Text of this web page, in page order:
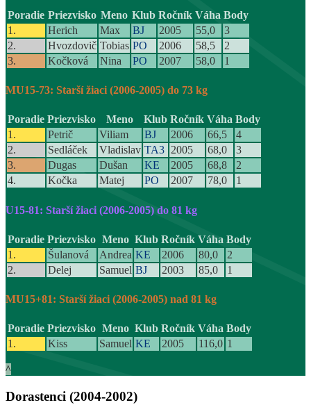
Poradie Priezvisko Meno Klub Ročník Váha Body
1.
Herich Max BJ 2005 55,0
3
2.
Hvozdovič Tobias PO 2006 58,5
2
3.
Kočková Nina PO 2007 58,0 1
MU15-73: Starší žiaci (2006-2005) do 73 kg
Poradie Priezvisko Meno Klub Ročník Váha Body
1.
Petrič Viliam BJ 2006 66,5
4
2.
Sedláček Vladislav TA3 2005 68,0
3
3.
Dugas Dušan KE 2005 68,8
2
4.
Kočka Matej PO 2007 78,0 1
U15-81: Starší žiaci (2006-2005) do 81 kg
Poradie Priezvisko Meno Klub Ročník Váha Body
1.
Šulanová Andrea KE 2006 80,0
2
2.
Delej Samuel BJ 2003 85,0 1
MU15+81: Starší žiaci (2006-2005) nad 81 kg
Poradie Priezvisko Meno Klub Ročník Váha Body
1.
Kiss Samuel KE 2005 116,0 1
^
Dorastenci (2004-2002)